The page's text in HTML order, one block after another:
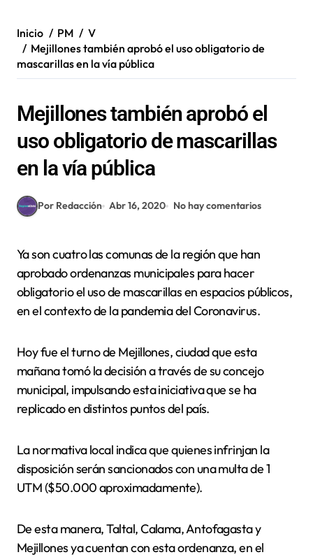
Inicio PM
V
Mejillones también aprobó el uso obligatorio de
mascarillas en la vía pública
Mejillones también aprobó el
uso obligatorio de mascarillas
en la vía pública
Por Redacción Abr 16, 2020 No hay comentarios
Ya son cuatro las comunas de la región que han
aprobado ordenanzas municipales para hacer
obligatorio el uso de mascarillas en espacios públicos,
en el contexto de la pandemia del Coronavirus.
Hoy fue el turno de Mejillones, ciudad que esta
mañana tomó la decisión a través de su concejo
municipal, impulsando esta iniciativa que se ha
replicado en distintos puntos del país.
La normativa local indica que quienes infrinjan la
disposición serán sancionados con una multa de 1
UTM ($50.000 aproximadamente).
De esta manera, Taltal, Calama, Antofagasta y
Mejillones ya cuentan con esta ordenanza, en el